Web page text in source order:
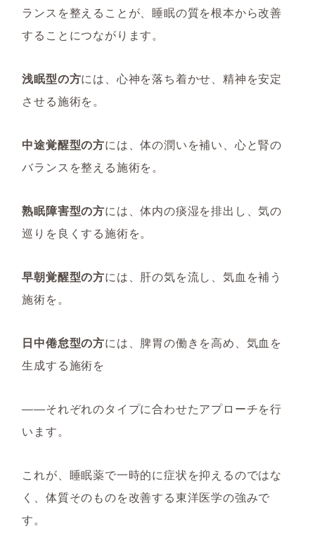
ランスを整えることが、睡眠の質を根本から改善
することにつながります。
浅眠型の方には、心神を落ち着かせ、精神を安定
させる施術を。
中途覚醒型の方には、体の潤いを補い、心と腎の
バランスを整える施術を。
熟眠障害型の方には、体内の痰湿を排出し、気の
巡りを良くする施術を。
早朝覚醒型の方には、肝の気を流し、気血を補う
施術を。
日中倦怠型の方には、脾胃の働きを高め、気血を
生成する施術を
――それぞれのタイプに合わせたアプローチを行
います。
これが、睡眠薬で一時的に症状を抑えるのではな
く、体質そのものを改善する東洋医学の強みで
す。